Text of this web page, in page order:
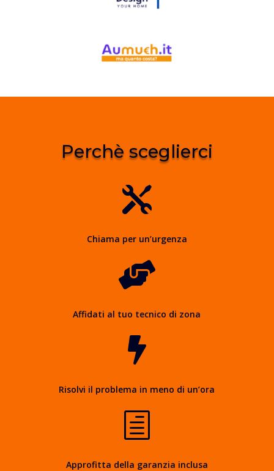
Perchè sceglierci

Chiama per un’urgenza

Affidati al tuo tecnico di zona

Risolvi il problema in meno di un’ora
h
Approfitta della garanzia inclusa